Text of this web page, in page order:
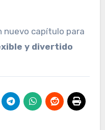
nuevo capítulo para
y divertido